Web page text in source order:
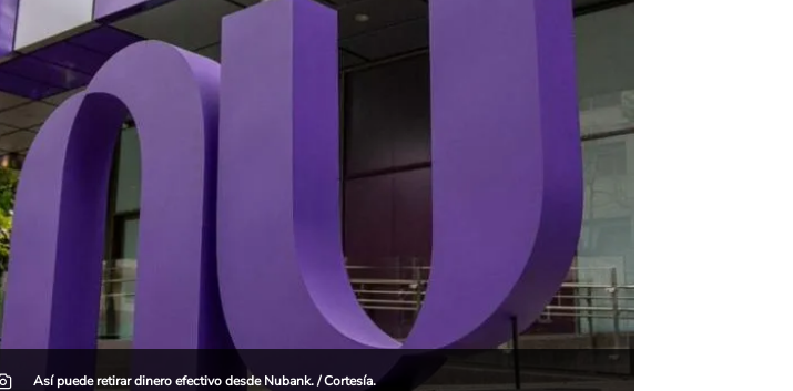
Así puede retirar dinero efectivo desde Nubank. / Cortesía.